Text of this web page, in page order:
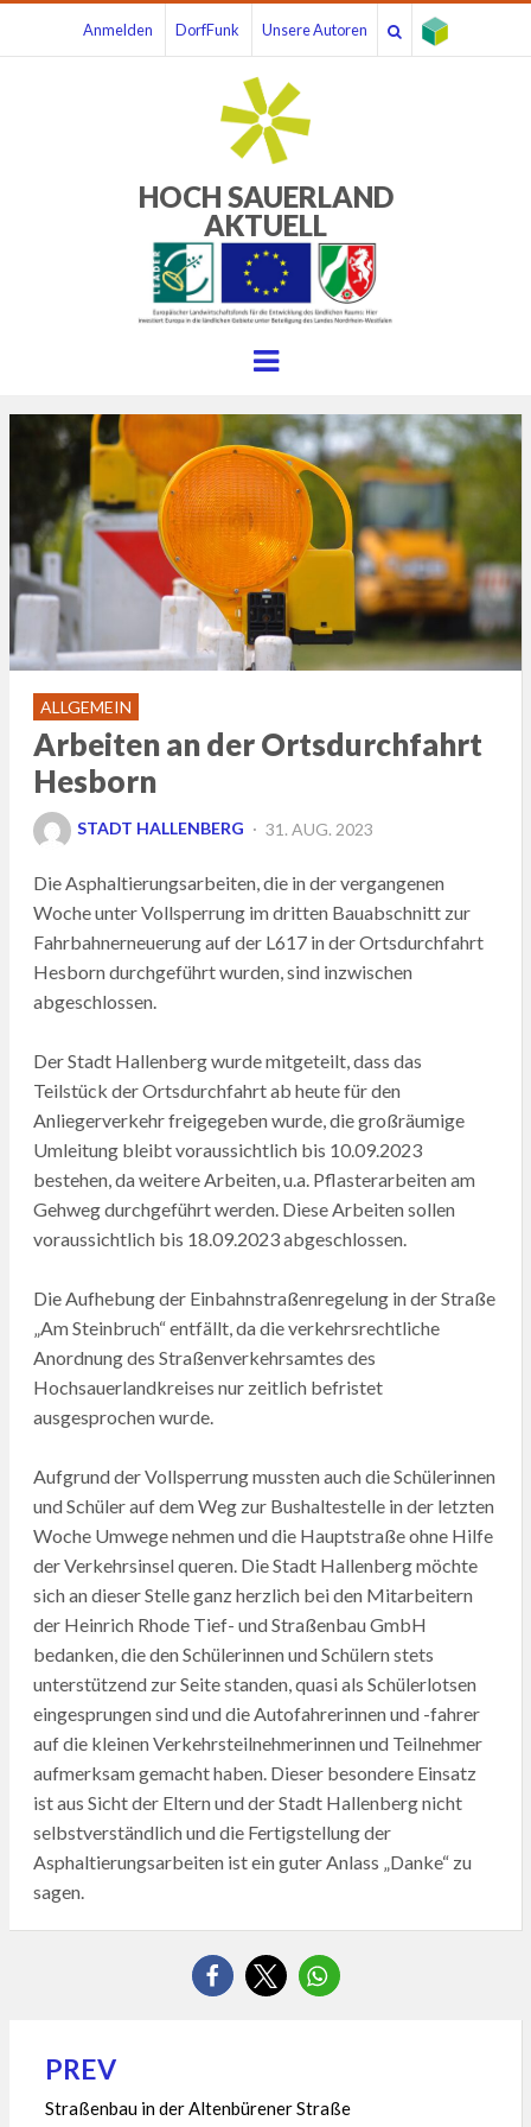
Anmelden DorfFunk Unsere Autoren
HOCH SAUERLAND
AKTUELL
Menu
ALLGEMEIN
Arbeiten an der Ortsdurchfahrt
Hesborn
STADT HALLENBERG
POSTED
31. AUG. 2023
Die Asphaltierungsarbeiten, die in der vergangenen
Woche unter Vollsperrung im dritten Bauabschnitt zur
Fahrbahnerneuerung auf der L617 in der Ortsdurchfahrt
Hesborn durchgeführt wurden, sind inzwischen
abgeschlossen.
Der Stadt Hallenberg wurde mitgeteilt, dass das
Teilstück der Ortsdurchfahrt ab heute für den
Anliegerverkehr freigegeben wurde, die großräumige
Umleitung bleibt voraussichtlich bis 10.09.2023
bestehen, da weitere Arbeiten, u.a. Pflasterarbeiten am
Gehweg durchgeführt werden. Diese Arbeiten sollen
voraussichtlich bis 18.09.2023 abgeschlossen.
Die Aufhebung der Einbahnstraßenregelung in der Straße
„Am Steinbruch“ entfällt, da die verkehrsrechtliche
Anordnung des Straßenverkehrsamtes des
Hochsauerlandkreises nur zeitlich befristet
ausgesprochen wurde.
Aufgrund der Vollsperrung mussten auch die Schülerinnen
und Schüler auf dem Weg zur Bushaltestelle in der letzten
Woche Umwege nehmen und die Hauptstraße ohne Hilfe
der Verkehrsinsel queren. Die Stadt Hallenberg möchte
sich an dieser Stelle ganz herzlich bei den Mitarbeitern
der Heinrich Rhode Tief- und Straßenbau GmbH
bedanken, die den Schülerinnen und Schülern stets
unterstützend zur Seite standen, quasi als Schülerlotsen
eingesprungen sind und die Autofahrerinnen und -fahrer
auf die kleinen Verkehrsteilnehmerinnen und Teilnehmer
aufmerksam gemacht haben. Dieser besondere Einsatz
ist aus Sicht der Eltern und der Stadt Hallenberg nicht
selbstverständlich und die Fertigstellung der
Asphaltierungsarbeiten ist ein guter Anlass „Danke“ zu
sagen.
Beitragsnavigation
PREV
Straßenbau in der Altenbürener Straße